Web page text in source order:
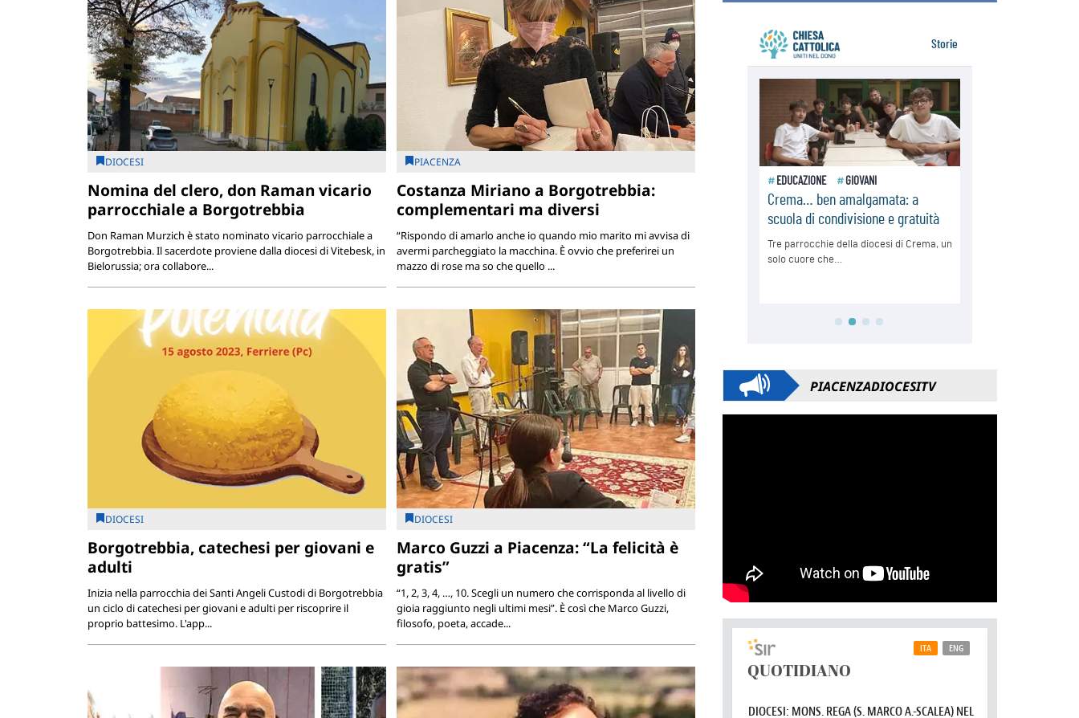
DIOCESI
Nomina del clero, don Raman vicario
parrocchiale a Borgotrebbia
Don Raman Murzich è stato nominato vicario parrocchiale a
Borgotrebbia. Il sacerdote proviene dalla diocesi di Vitebesk, in
Bielorussia; ora collabore...
PIACENZA
Costanza Miriano a Borgotrebbia:
complementari ma diversi
“Rispondo di amarlo anche io quando mio marito mi avvisa di
avermi parcheggiato la macchina. È ovvio che preferirei un
mazzo di rose ma so che quello ...
DIOCESI
Borgotrebbia, catechesi per giovani e
adulti
Inizia nella parrocchia dei Santi Angeli Custodi di Borgotrebbia
un ciclo di catechesi per giovani e adulti per riscoprire il
proprio battesimo. L'app...
DIOCESI
Marco Guzzi a Piacenza: “La felicità è
gratis”
“1, 2, 3, 4, …, 10. Scegli un numero che corrisponda al livello di
gioia raggiunto negli ultimi mesi”. È così che Marco Guzzi,
filosofo, poeta, accade...
PIACENZADIOCESITV